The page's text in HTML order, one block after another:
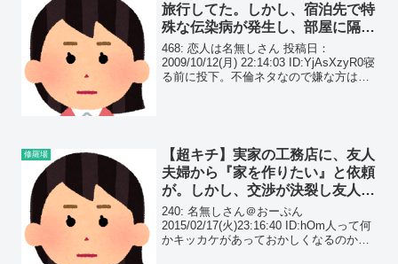
旅行してた。しかし、宿泊先で特
殊な伝染病が発生し、部屋に隔離
されてしまった。焦った私達は…
468: 恋人は名無しさん 投稿日：
2009/10/12(月) 22:14:03 ID:YjAsXzyR0寝
る前に投下。不倫ネタなので嫌な方はス
修羅場
【超キチ】実家の工務店に、友人
夫婦から『家を作りたい』と依頼
が。しかし、交渉が決裂し友人が
凄まじい要求をしてきたらしい…
240: 名無しさん＠おーぷん
2015/02/17(火)23:16:40 ID:hOm人って何
かキッカケがあっておかしくなるのか、